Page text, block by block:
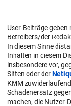
User-Beiträge
Betreibers/der
In diesem Sinne
Inhalten in diesem
insbesondere vor,
Sitten oder der
KMM
Schadenersatz
machen, die Nutzer-